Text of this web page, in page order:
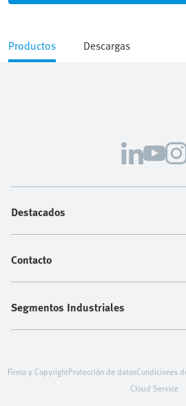
Productos Descargas
Destacados
Contacto
Segmentos Industriales
Firma y CopyrightProtección de datosCondiciones
Cloud Service